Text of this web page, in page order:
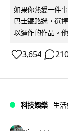
如果你熱愛一件
巴士鐵路迷，選
以運作的作品。
3,654 210
科技娛樂 生